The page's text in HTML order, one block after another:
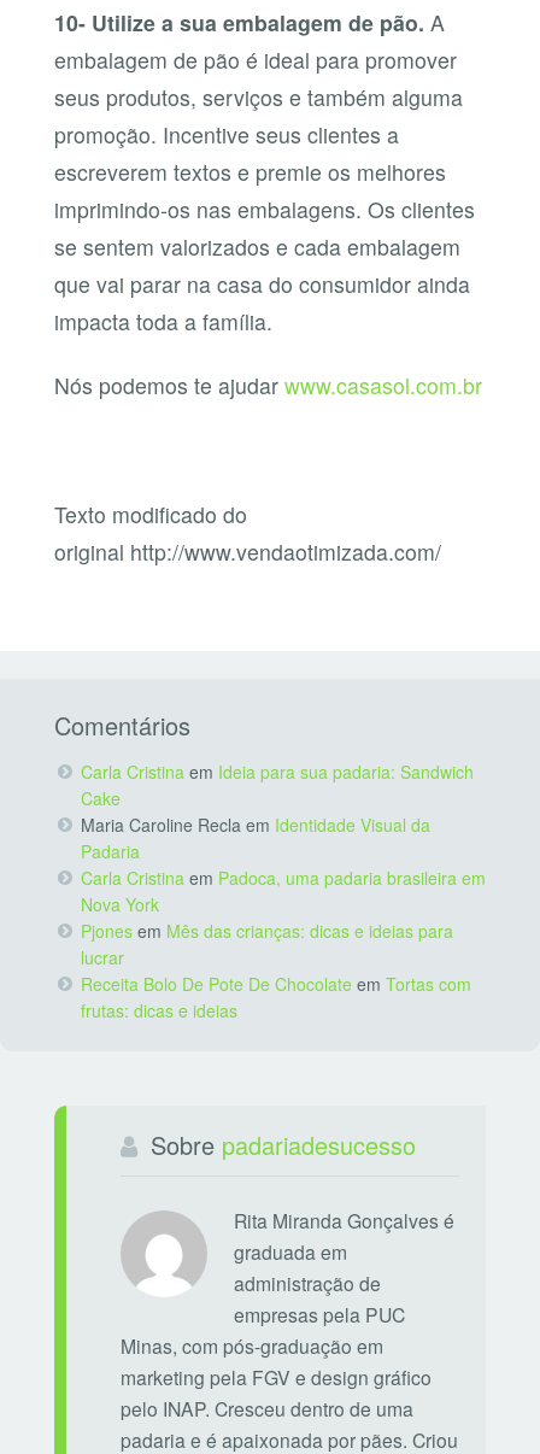
10- Utilize a sua embalagem de pão. A
embalagem de pão é ideal para promover
seus produtos, serviços e também alguma
promoção. Incentive seus clientes a
escreverem textos e premie os melhores
imprimindo-os nas embalagens. Os clientes
se sentem valorizados e cada embalagem
que vai parar na casa do consumidor ainda
impacta toda a família.
Nós podemos te ajudar www.casasol.com.br
Texto modificado do
original http://www.vendaotimizada.com/
Comentários
Carla Cristina em Ideia para sua padaria: Sandwich
Cake
Maria Caroline Recla em Identidade Visual da
Padaria
Carla Cristina em Padoca, uma padaria brasileira em
Nova York
Pjones em Mês das crianças: dicas e ideias para
lucrar
Receita Bolo De Pote De Chocolate emTortas com
frutas: dicas e ideias
Sobre padariadesucesso
Rita Miranda Gonçalves é
graduada em
administração de
empresas pela PUC
Minas, com pós-graduação em
marketing pela FGV e design gráfico
pelo INAP. Cresceu dentro de uma
padaria e é apaixonada por pães. Criou